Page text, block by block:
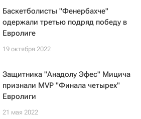
Баскетболисты "Фенербахче"
одержали третью подряд победу в
Евролиге
19 октября 2022
Защитника "Анадолу Эфес" Мицича
признали MVP "Финала четырех"
Евролиги
21 мая 2022